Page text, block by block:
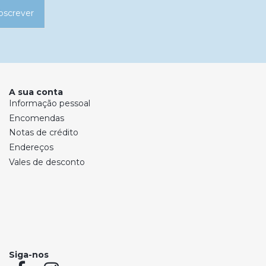
A sua conta
Informação pessoal
Encomendas
Notas de crédito
Endereços
Vales de desconto
Siga-nos